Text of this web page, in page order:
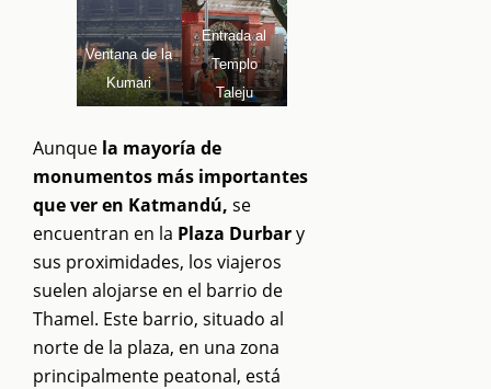
Ventana de la
Kumari
Entrada al
Templo
Taleju
Aunque la mayoría de
monumentos más importantes
que ver en Katmandú, se
encuentran en la Plaza Durbary
sus proximidades, los viajeros
suelen alojarse en el barrio de
Thamel. Este barrio, situado al
norte de la plaza, en una zona
principalmente peatonal, está